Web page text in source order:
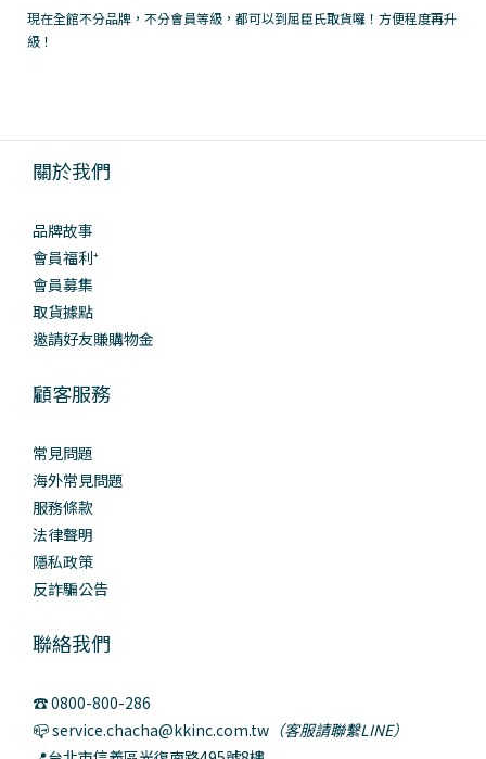
現在全館不分品牌，不分會員等級，都可以到屈臣氏取貨囉！方便程度再升
級！
關於我們
品牌故事
會員福利⁺
會員募集
取貨據點
邀請好友賺購物金
顧客服務
常見問題
海外常見問題
服務條款
法律聲明
隱私政策
反詐騙公告
聯絡我們
☎️ 0800-800-286
📪 service.chacha@kkinc.com.tw （客服請聯繫LINE）